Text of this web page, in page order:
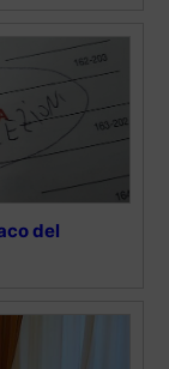
del